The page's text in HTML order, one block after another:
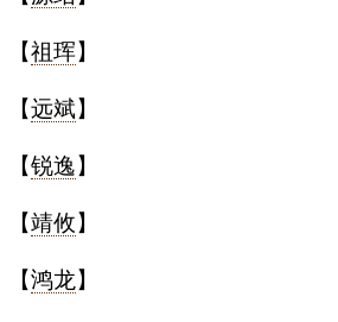
【祖珲】
【远斌】
【锐逸】
【靖攸】
【鸿龙】